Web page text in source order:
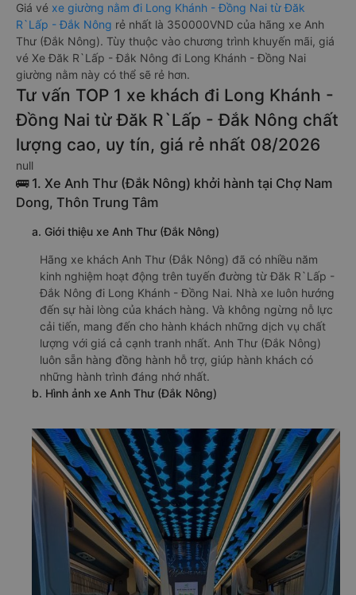
Giá vé xe giường nằm đi Long Khánh - Đồng Nai từ Đăk
R`Lấp - Đắk Nông rẻ nhất là 350000VND của hãng xe Anh
Thư (Đắk Nông). Tùy thuộc vào chương trình khuyến mãi, giá
vé Xe Đăk R`Lấp - Đắk Nông đi Long Khánh - Đồng Nai
giường nằm này có thể sẽ rẻ hơn.
Tư vấn TOP 1 xe khách đi Long Khánh -
Đồng Nai từ Đăk R`Lấp - Đắk Nông chất
lượng cao, uy tín, giá rẻ nhất 08/2026
null
🚌 1. Xe Anh Thư (Đắk Nông) khởi hành tại Chợ Nam
Dong, Thôn Trung Tâm
a. Giới thiệu xe Anh Thư (Đắk Nông)
Hãng xe khách Anh Thư (Đắk Nông) đã có nhiều năm
kinh nghiệm hoạt động trên tuyến đường từ Đăk R`Lấp -
Đắk Nông đi Long Khánh - Đồng Nai. Nhà xe luôn hướng
đến sự hài lòng của khách hàng. Và không ngừng nỗ lực
cải tiến, mang đến cho hành khách những dịch vụ chất
lượng với giá cả cạnh tranh nhất. Anh Thư (Đắk Nông)
luôn sẵn hàng đồng hành hỗ trợ, giúp hành khách có
những hành trình đáng nhớ nhất.
b. Hình ảnh xe Anh Thư (Đắk Nông)